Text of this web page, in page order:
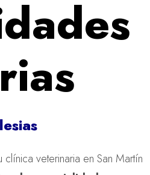
clínica veterinaria en San Martín